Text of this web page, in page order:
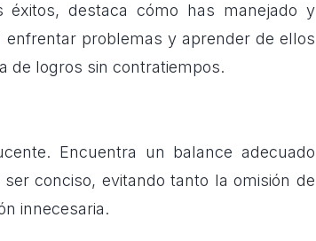
destaca cómo has manejado y
problemas y aprender de ellos
de logros sin contratiempos.
Encuentra un balance adecuado
conciso, evitando tanto la omisión de
innecesaria.